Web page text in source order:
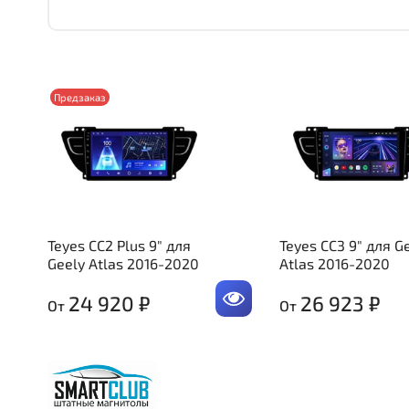
Предзаказ
Teyes CC2 Plus 9" для
Geely Atlas 2016-2020
От 24 920 ₽
Teyes CC3 9" для
Atlas 2016-2020
От 26 923 ₽